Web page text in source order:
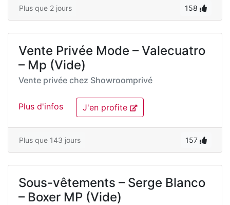
Plus que 2 jours 158
Vente Privée Mode – Valecuatro
– Mp (Vide)
Vente privée chez Showroomprivé
Plus d'infos J'en profite
Plus que 143 jours 157
Sous-vêtements – Serge Blanco
– Boxer MP (Vide)